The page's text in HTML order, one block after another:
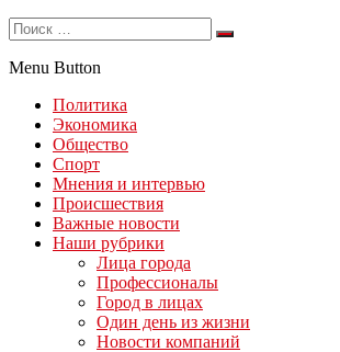
Menu Button
Политика
Экономика
Общество
Спорт
Мнения и интервью
Происшествия
Важные новости
Наши рубрики
Лица города
Профессионалы
Город в лицах
Один день из жизни
Новости компаний